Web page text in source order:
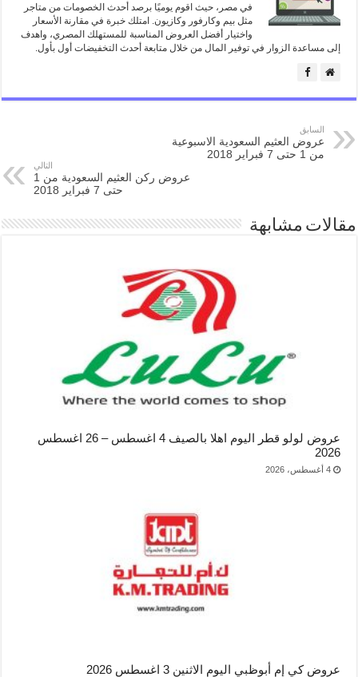
في مصر، حيث اقوم يوميًا برصد أحدث الخصومات من متاجر
مثل بيم وكارفور وكازيون. امتلك خبرة في مقارنة الأسعار
واختيار أفضل العروض المناسبة للمستهلك المصري، واهدف
إلى مساعدة الزوار في توفير المال من خلال متابعة أحدث التخفيضات أول بأول.
السابق
عروض العثيم السعودية الاسبوعية
من 1 حتى 7 فبراير 2018
التالي
عروض ركن العثيم السعودية من 1
حتى 7 فبراير 2018
مقالات مشابهة
عروض لولو قطر اليوم اهلا بالصيف 4 اغسطس – 26 اغسطس
2026
4 أغسطس، 2026
عروض كي إم أبوظبي اليوم الاثنين 3 اغسطس 2026